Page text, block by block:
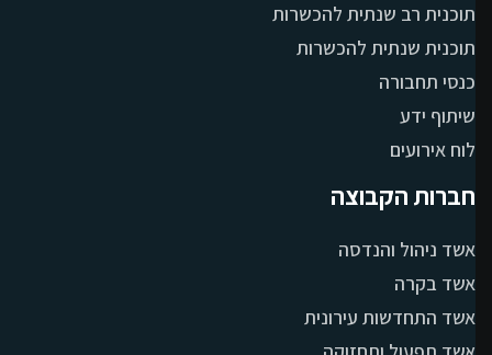
תוכנית רב שנתית להכשרות
תוכנית שנתית להכשרות
כנסי תחבורה
שיתוף ידע
לוח אירועים
חברות הקבוצה
אשד ניהול והנדסה
אשד בקרה
אשד התחדשות עירונית